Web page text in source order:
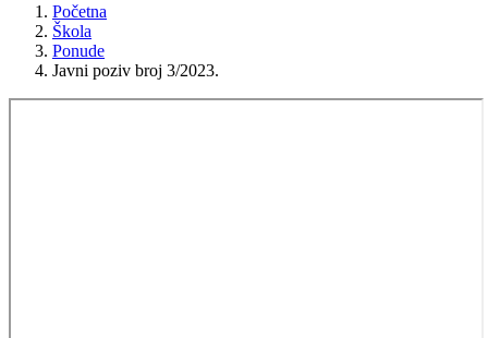
Početna
Škola
Ponude
Javni poziv broj 3/2023.